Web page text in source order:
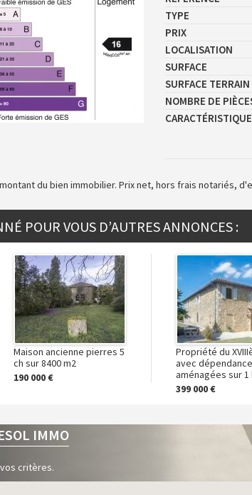
TYPE
PRIX
LOCALISATION
SURFACE
SURFACE TERRAIN
NOMBRE DE
du bien immobilier. Prix net, hors frais notariés,
POUR VOUS D’AUTRES ANNONCES :
Maison ancienne pierres 5
ch sur 8400 m2
190 000 €
Propriété du
avec
aménagées sur 1
399 000 €
IMMO
critères.